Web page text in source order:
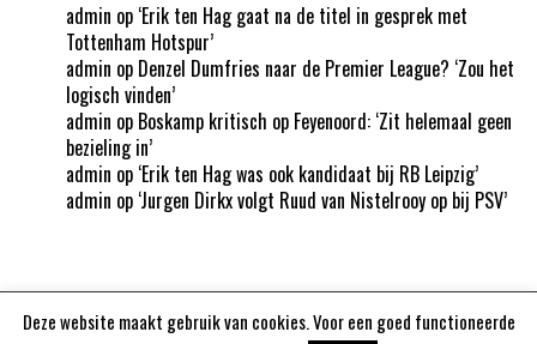
admin op ‘Erik ten Hag gaat na de titel in gesprek met
Tottenham Hotspur’
admin op Denzel Dumfries naar de Premier League? ‘Zou het
logisch vinden’
admin op Boskamp kritisch op Feyenoord: ‘Zit helemaal geen
bezieling in’
admin op ‘Erik ten Hag was ook kandidaat bij RB Leipzig’
admin op ‘Jurgen Dirkx volgt Ruud van Nistelrooy op bij PSV’
Deze website maakt gebruik van cookies. Voor een goed functioneerde